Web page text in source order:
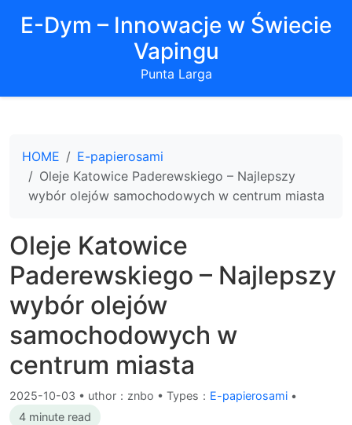
E-Dym – Innowacje w Świecie
Vapingu
Punta Larga
HOME
E-papierosami
Oleje Katowice Paderewskiego – Najlepszy
wybór olejów samochodowych w centrum miasta
Oleje Katowice
Paderewskiego – Najlepszy
wybór olejów
samochodowych w
centrum miasta
2025-10-03 • uthor：znbo • Types： E-papierosami •
4 minute read